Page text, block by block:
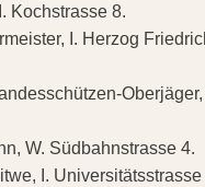
Kochstrasse 8.
I. Herzog
Oberjäger,
W. Südbahnstrasse 4.
I. Universitätsstrasse